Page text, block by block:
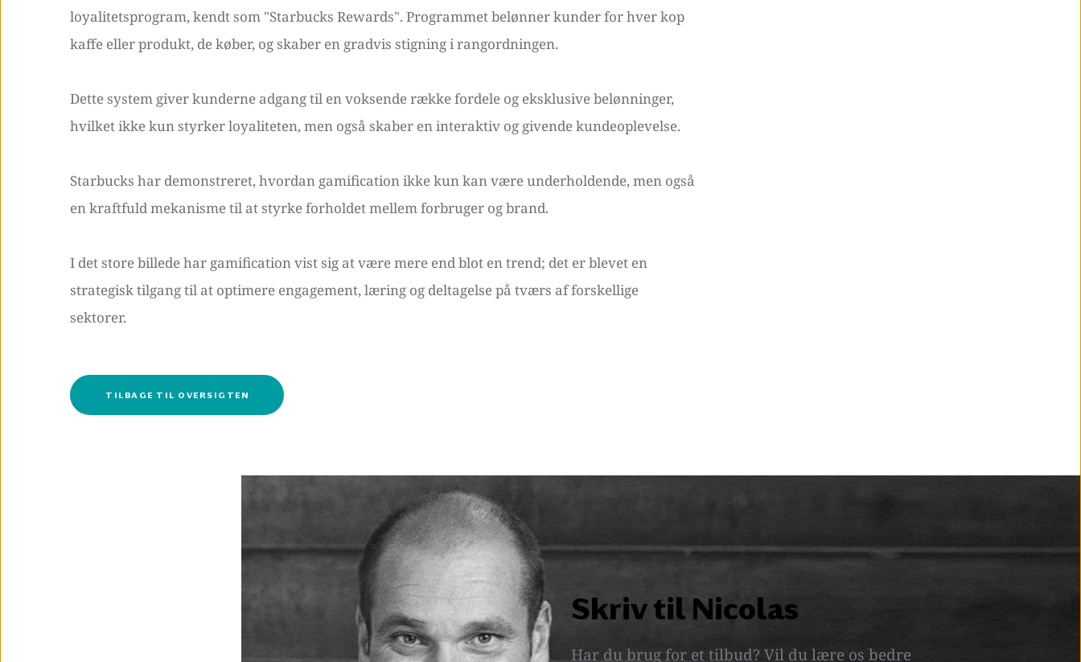
loyalitetsprogram, kendt som "Starbucks Rewards". Programmet belønner kunder for hver kop
kaffe eller produkt, de køber, og skaber en gradvis stigning i rangordningen.
Dette system giver kunderne adgang til en voksende række fordele og eksklusive belønninger,
hvilket ikke kun styrker loyaliteten, men også skaber en interaktiv og givende kundeoplevelse.
Starbucks har demonstreret, hvordan gamification ikke kun kan være underholdende, men også
en kraftfuld mekanisme til at styrke forholdet mellem forbruger og brand.
I det store billede har gamification vist sig at være mere end blot en trend; det er blevet en
strategisk tilgang til at optimere engagement, læring og deltagelse på tværs af forskellige
sektorer.
TILBAGE TIL OVERSIGTEN
Skriv til Nicolas
Har du brug for et tilbud? Vil du lære os bedre